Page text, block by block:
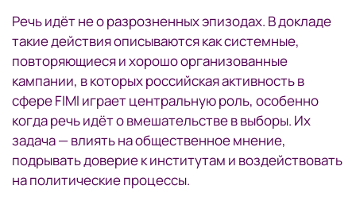
Речь идёт не о разрозненных эпизодах. В докладе
такие действия описываются как системные,
повторяющиеся и хорошо организованные
кампании, в которых российская активность в
сфере FIMI играет центральную роль, особенно
когда речь идёт о вмешательстве в выборы. Их
задача — влиять на общественное мнение,
подрывать доверие к институтам и воздействовать
на политические процессы.